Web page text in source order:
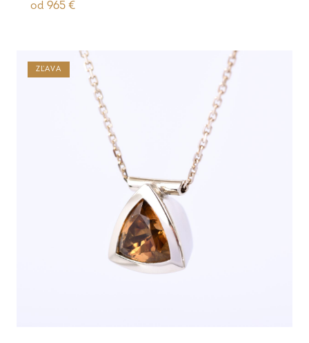
od 965 €
ZĽAVA